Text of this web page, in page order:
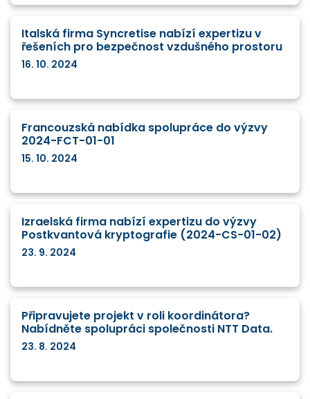
Italská firma Syncretise nabízí expertizu v
řešeních pro bezpečnost vzdušného prostoru
16. 10. 2024
Francouzská nabídka spolupráce do výzvy
2024-FCT-01-01
15. 10. 2024
Izraelská firma nabízí expertizu do výzvy
Postkvantová kryptografie (2024-CS-01-02)
23. 9. 2024
Připravujete projekt v roli koordinátora?
Nabídněte spolupráci společnosti NTT Data.
23. 8. 2024